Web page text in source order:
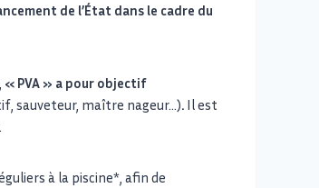
de l’État dans le cadre du
« PVA » a pour objectif
sauveteur, maître nageur…). Il est
à la piscine*, afin de